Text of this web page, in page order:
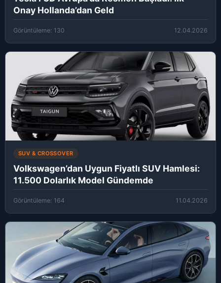
Onay Hollanda’dan Geld
Görüntüleme: 130 12.04.2026
SUV & CROSSOVER
Volkswagen’dan Uygun Fiyatlı SUV Hamlesi:
11.500 Dolarlık Model Gündemde
Görüntüleme: 164 11.04.2026